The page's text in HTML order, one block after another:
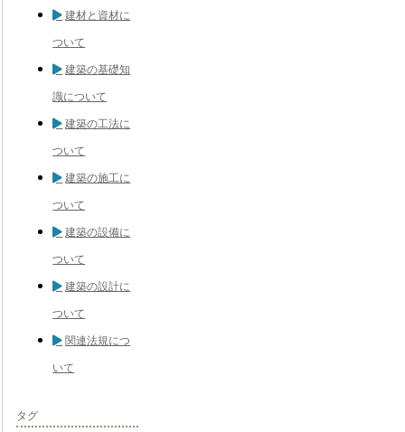
建材と資材に
ついて
建築の基礎知
識について
建築の工法に
ついて
建築の施工に
ついて
建築の設備に
ついて
建築の設計に
ついて
関連法規につ
いて
タグ